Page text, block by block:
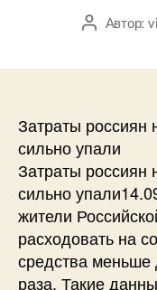
АвторАвтор:
Затраты россиян
сильно упали
Затраты россиян
сильно
жители
расходовать на
средства меньше
раза. Такие